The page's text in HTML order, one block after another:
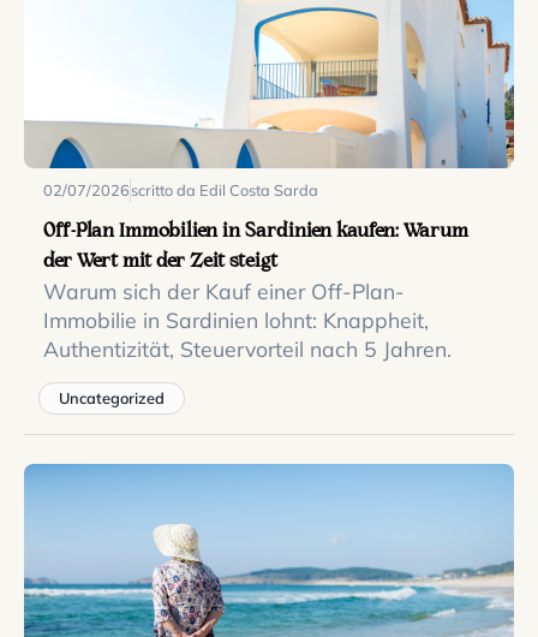
02/07/2026scritto da Edil Costa Sarda
Off-Plan Immobilien in Sardinien kaufen: Warum
der Wert mit der Zeit steigt
Warum sich der Kauf einer Off-Plan-
Immobilie in Sardinien lohnt: Knappheit,
Authentizität, Steuervorteil nach 5 Jahren.
Uncategorized